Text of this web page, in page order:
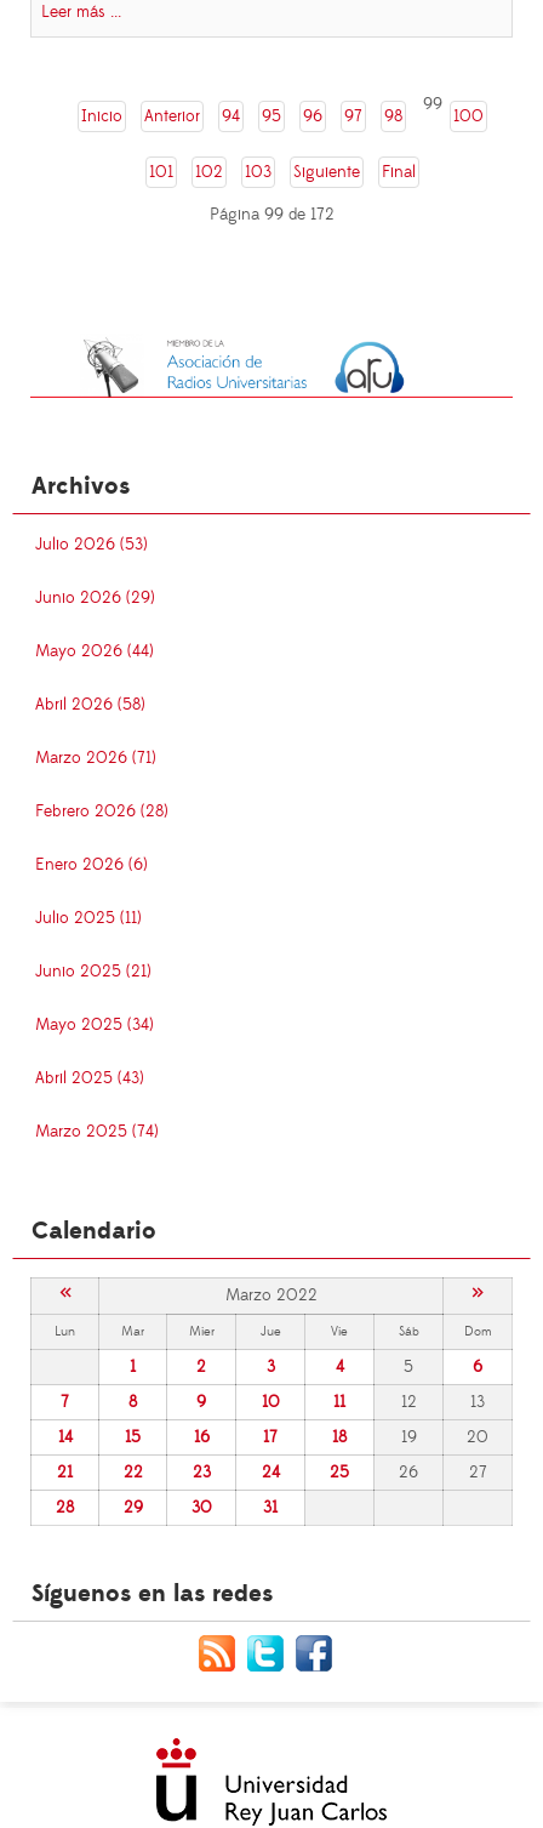
Leer más ...
Inicio Anterior 94 95 96 97 98
99
100
101 102 103 Siguiente
Final
Página 99 de 172
Archivos
Julio 2026 (53)
Junio 2026 (29)
Mayo 2026 (44)
Abril 2026 (58)
Marzo 2026 (71)
Febrero 2026 (28)
Enero 2026 (6)
Julio 2025 (11)
Junio 2025 (21)
Mayo 2025 (34)
Abril 2025 (43)
Marzo 2025 (74)
Calendario
« Marzo 2022 »
Lun Mar Mier Jue Vie Sáb Dom
1 2 3 4 5
6
7
8 9 10 11 12
13
14
15 16 17 18 19
20
21
22 23 24 25 26
27
28
29 30 31
Síguenos en las redes